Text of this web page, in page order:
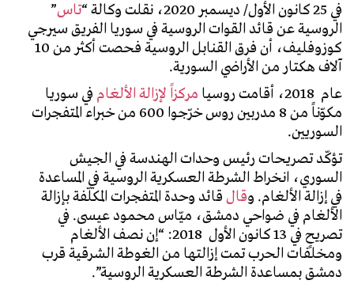
في 25 كانون الأول/ ديسمبر 2020، نقلت وكالة “
تاس”
الروسية عن قائد القوات الروسية في سوريا الفريق سيرجي
كوزوفليف، أن فرق القنابل الروسية فحصت أكثر من 10
آلاف هكتار من الأراضي السورية.
عام 2018، أقامت روسيا
مركزاً لإزالة الألغامفي سوريا
مكوّناً من 8 مدربين روس خرّجوا 600 من خبراء المتفجرات
السوريين.
تؤكّد تصريحات رئيس وحدات الهندسة في الجيش
السوري، انخراط الشرطة العسكرية الروسية في المساعدة
في إزالة الألغام. وقالقائد وحدة المتفجرات المكلّفة بإزالة
الألغام في ضواحي دمشق، ميّاس محمود عيسى. في
تصريحٍ في 13 كانون الأول 2018: “إن نصف الألغام
ومخلفات الحرب تمت إزالتها من الغوطة الشرقية قرب
دمشق بمساعدة الشرطة العسكرية الروسية”.